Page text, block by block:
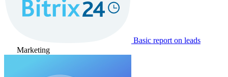
Basic report on leads
Marketing